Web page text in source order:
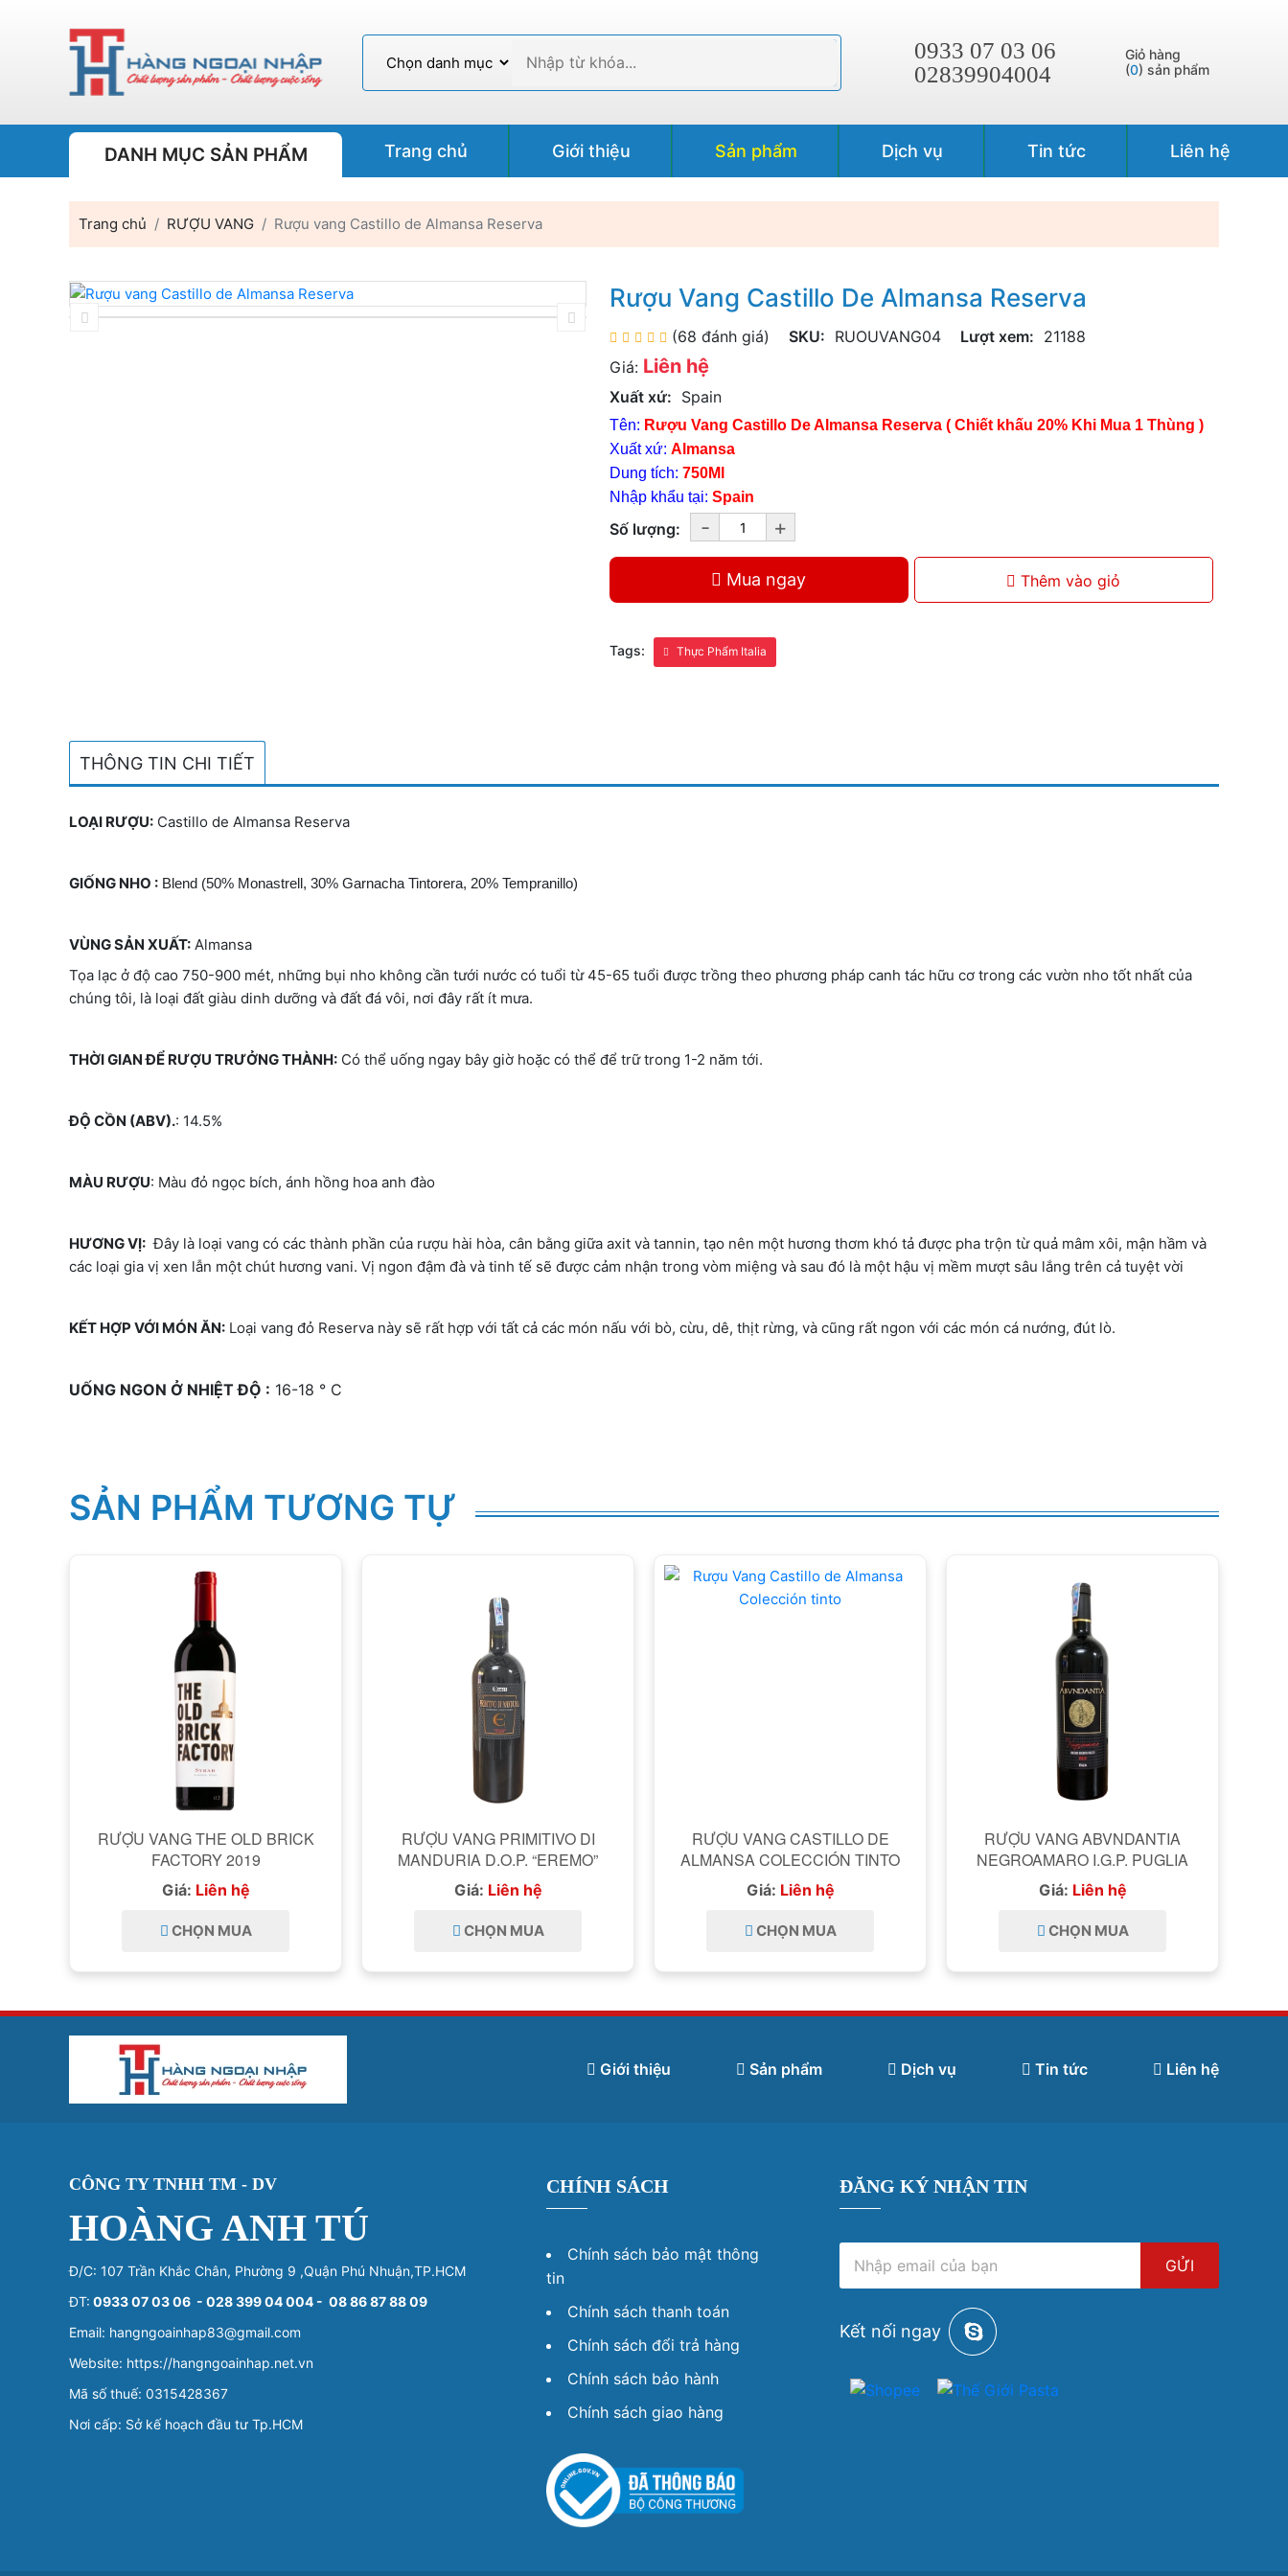
0933 07 03 06
02839904004
Giỏ hàng
(0) sản phẩm
DANH MỤC SẢN PHẨM Trang chủ Giới thiệu Sản phẩm Dịch vụ Tin tức Liên hệ
Trang chủ RƯỢU VANG Rượu vang Castillo de Almansa Reserva
Rượu Vang Castillo De Almansa Reserva
(68 đánh giá) SKU: RUOUVANG04 Lượt xem: 21188
Giá: Liên hệ
Xuất xứ: Spain
Tên: Rượu Vang Castillo De Almansa Reserva ( Chiết khấu 20% Khi Mua 1 Thùng )
Xuất xứ: Almansa
Dung tích: 750Ml
Nhập khẩu tại: Spain
Số lượng: - +
Mua ngay Thêm vào giỏ
Tags: Thực Phẩm Italia
THÔNG TIN CHI TIẾT
LOẠI RƯỢU: Castillo de Almansa Reserva
GIỐNG NHO : Blend (50% Monastrell, 30% Garnacha Tintorera, 20% Tempranillo)
VÙNG SẢN XUẤT: Almansa
Tọa lạc ở độ cao 750-900 mét, những bụi nho không cần tưới nước có tuổi từ 45-65 tuổi được trồng theo phương pháp canh tác hữu cơ trong các vườn nho tốt nhất của
chúng tôi, là loại đất giàu dinh dưỡng và đất đá vôi, nơi đây rất ít mưa.
THỜI GIAN ĐỂ RƯỢU TRƯỞNG THÀNH: Có thể uống ngay bây giờ hoặc có thể để trữ trong 1-2 năm tới.
ĐỘ CỒN (ABV).: 14.5%
MÀU RƯỢU: Màu đỏ ngọc bích, ánh hồng hoa anh đào
HƯƠNG VỊ: Đây là loại vang có các thành phần của rượu hài hòa, cân bằng giữa axit và tannin, tạo nên một hương thơm khó tả được pha trộn từ quả mâm xôi, mận hầm và
các loại gia vị xen lẫn một chút hương vani. Vị ngon đậm đà và tinh tế sẽ được cảm nhận trong vòm miệng và sau đó là một hậu vị mềm mượt sâu lắng trên cả tuyệt vời
KẾT HỢP VỚI MÓN ĂN: Loại vang đỏ Reserva này sẽ rất hợp với tất cả các món nấu với bò, cừu, dê, thịt rừng, và cũng rất ngon với các món cá nướng, đút lò.
UỐNG NGON Ở NHIỆT ĐỘ : 16-18 ° C
SẢN PHẨM TƯƠNG TỰ
RƯỢU VANG THE OLD BRICK
FACTORY 2019
Giá: Liên hệ
CHỌN MUA
RƯỢU VANG PRIMITIVO DI
MANDURIA D.O.P. “EREMO”
Giá: Liên hệ
CHỌN MUA
RƯỢU VANG CASTILLO DE
ALMANSA COLECCIÓN TINTO
Giá: Liên hệ
CHỌN MUA
RƯỢU VANG ABVNDANTIA
NEGROAMARO I.G.P. PUGLIA
Giá: Liên hệ
CHỌN MUA
Giới thiệu Sản phẩm Dịch vụ Tin tức Liên hệ
CÔNG TY TNHH TM - DV
HOÀNG ANH TÚ
Đ/C: 107 Trần Khắc Chân, Phường 9 ,Quận Phú Nhuận,TP.HCM
ĐT: 0933 07 03 06 - 028 399 04 004 - 08 86 87 88 09
Email: hangngoainhap83@gmail.com
Website: https://hangngoainhap.net.vn
Mã số thuế: 0315428367
Nơi cấp: Sở kế hoạch đầu tư Tp.HCM
CHÍNH SÁCH
Chính sách bảo mật thông
tin
Chính sách thanh toán
Chính sách đổi trả hàng
Chính sách bảo hành
Chính sách giao hàng
ĐĂNG KÝ NHẬN TIN
GỬI
Kết nối ngay